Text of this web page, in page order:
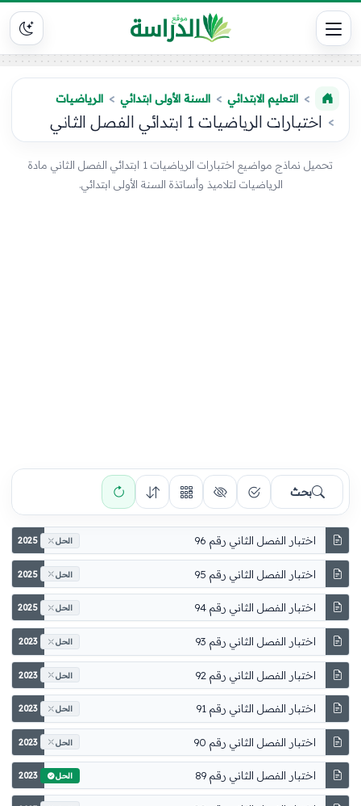
التعليم الابتدائي السنة الأولى ابتدائي الرياضيات
اختبارات الرياضيات 1 ابتدائي الفصل الثاني
تحميل نماذج مواضيع اختبارات الرياضيات 1 ابتدائي الفصل الثاني مادة
الرياضيات لتلاميذ وأساتذة السنة الأولى ابتدائي.
بحث
اختبار الفصل الثاني رقم 96 2025 الحل
اختبار الفصل الثاني رقم 95 2025 الحل
اختبار الفصل الثاني رقم 94 2025 الحل
اختبار الفصل الثاني رقم 93 2023 الحل
اختبار الفصل الثاني رقم 92 2023 الحل
اختبار الفصل الثاني رقم 91 2023 الحل
اختبار الفصل الثاني رقم 90 2023 الحل
اختبار الفصل الثاني رقم 89 2023 الحل